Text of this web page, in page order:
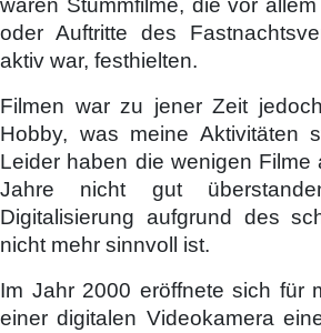
waren Stummfilme, die vor
oder Auftritte des
aktiv war, festhielten.
Filmen war zu jener Zeit
Hobby, was meine Aktivitäten
Leider haben die wenigen Filme
Jahre nicht gut
Digitalisierung aufgrund des
nicht mehr sinnvoll ist.
Im Jahr 2000 eröffnete sich für
einer digitalen Videokamera